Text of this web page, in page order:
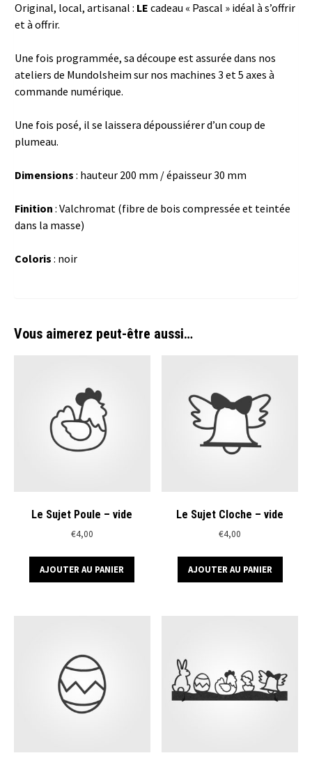
Original, local, artisanal : LE cadeau « Pascal » idéal à s’offrir
et à offrir.
Une fois programmée, sa découpe est assurée dans nos
ateliers de Mundolsheim sur nos machines 3 et 5 axes à
commande numérique.
Une fois posé, il se laissera dépoussiérer d’un coup de
plumeau.
Dimensions : hauteur 200 mm / épaisseur 30 mm
Finition : Valchromat (fibre de bois compressée et teintée
dans la masse)
Coloris : noir
Vous aimerez peut-être aussi…
Le Sujet Poule – vide
€4,00
AJOUTER AU PANIER
Le Sujet Cloche – vide
€4,00
AJOUTER AU PANIER